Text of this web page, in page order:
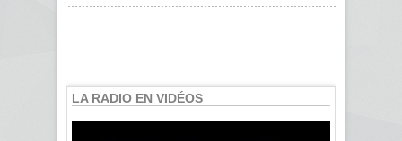
LA RADIO EN VIDÉOS